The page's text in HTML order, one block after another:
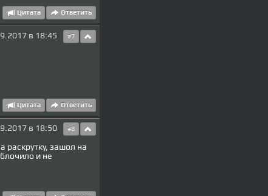
Ответить
Цитата
в 18:45 #7
Ответить
Цитата
в 18:50 #8
раскрутку, зашол на
и не